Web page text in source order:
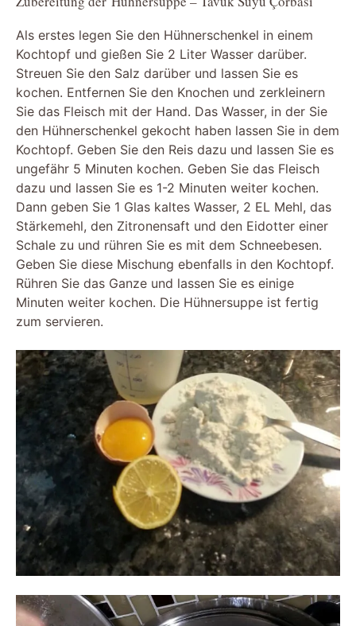
Als erstes legen Sie den Hühnerschenkel in einem
Kochtopf und gießen Sie 2 Liter Wasser darüber.
Streuen Sie den Salz darüber und lassen Sie es
kochen. Entfernen Sie den Knochen und zerkleinern
Sie das Fleisch mit der Hand. Das Wasser, in der Sie
den Hühnerschenkel gekocht haben lassen Sie in dem
Kochtopf. Geben Sie den Reis dazu und lassen Sie es
ungefähr 5 Minuten kochen. Geben Sie das Fleisch
dazu und lassen Sie es 1-2 Minuten weiter kochen.
Dann geben Sie 1 Glas kaltes Wasser, 2 EL Mehl, das
Stärkemehl, den Zitronensaft und den Eidotter einer
Schale zu und rühren Sie es mit dem Schneebesen.
Geben Sie diese Mischung ebenfalls in den Kochtopf.
Rühren Sie das Ganze und lassen Sie es einige
Minuten weiter kochen. Die Hühnersuppe ist fertig
zum servieren.